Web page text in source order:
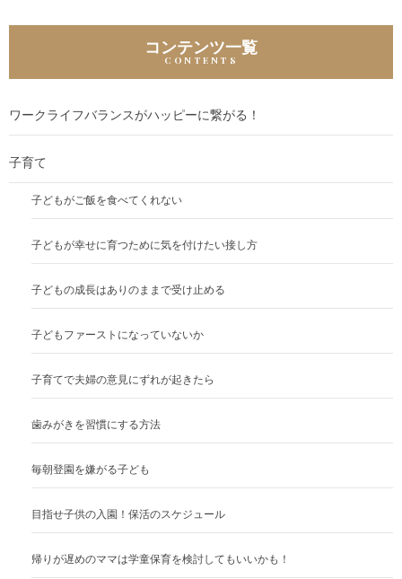
ゲ
シ
ョ
ン
コンテンツ一覧
ワークライフバランスがハッピーに繋がる！
子育て
子どもがご飯を食べてくれない
子どもが幸せに育つために気を付けたい接し方
子どもの成長はありのままで受け止める
子どもファーストになっていないか
子育てで夫婦の意見にずれが起きたら
歯みがきを習慣にする方法
毎朝登園を嫌がる子ども
目指せ子供の入園！保活のスケジュール
帰りが遅めのママは学童保育を検討してもいいかも！